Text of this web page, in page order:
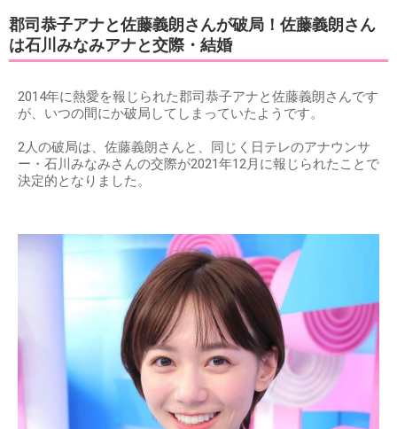
郡司恭子アナと佐藤義朗さんが破局！佐藤義朗さん
は石川みなみアナと交際・結婚
2014年に熱愛を報じられた郡司恭子アナと佐藤義朗さんです
が、いつの間にか破局してしまっていたようです。
2人の破局は、佐藤義朗さんと、同じく日テレのアナウンサ
ー・石川みなみさんの交際が2021年12月に報じられたことで
決定的となりました。